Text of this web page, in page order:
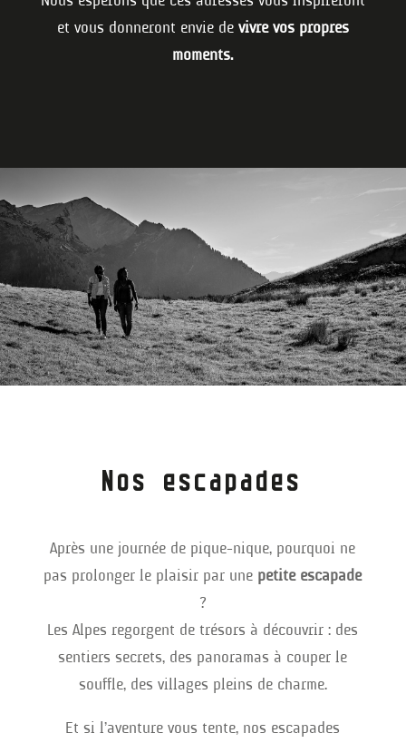
et vous donneront envie de vivre vos propres
moments.
Nos escapades
Après une journée de pique-nique, pourquoi ne
pas prolonger le plaisir par une petite escapade
?
Les Alpes regorgent de trésors à découvrir : des
sentiers secrets, des panoramas à couper le
souffle, des villages pleins de charme.
Et si l’aventure vous tente, nos escapades